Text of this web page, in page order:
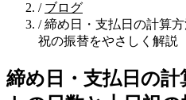
/ ブログ
/ 締め日・支払日の計算
祝の振替をやさしく解説
締め日・支払日の計